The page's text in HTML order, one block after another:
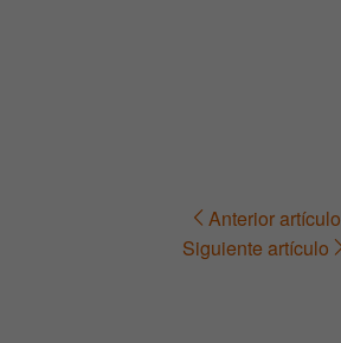
Navegación Anterior artículo
Siguiente artículo